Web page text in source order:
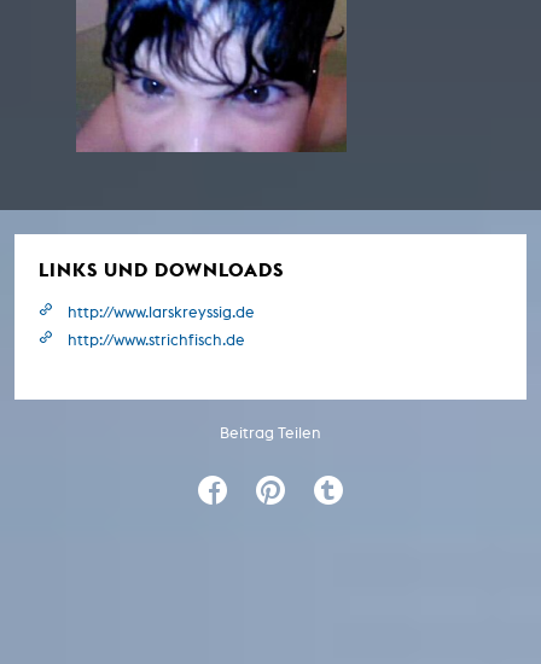
LINKS UND DOWNLOADS
http://www.larskreyssig.de
http://www.strichfisch.de
Beitrag Teilen